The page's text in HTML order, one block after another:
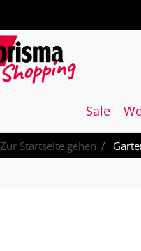
Sale
Zur Startseite gehen